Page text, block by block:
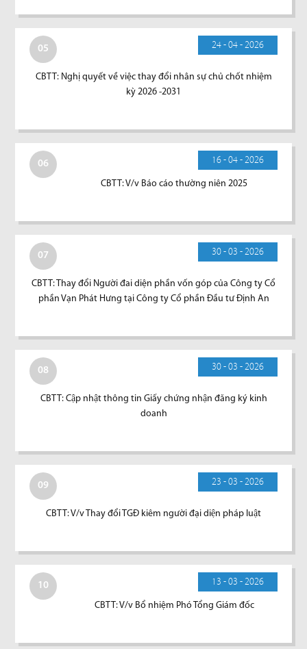
05 24 - 04 - 2026
CBTT: Nghị quyết về việc thay đổi nhân sự chủ chốt nhiệm
kỳ 2026 -2031
06 16 - 04 - 2026
CBTT: V/v Báo cáo thường niên 2025
07 30 - 03 - 2026
CBTT: Thay đổi Người đai diện phần vốn góp của Công ty Cổ
phần Vạn Phát Hưng tại Công ty Cổ phần Đầu tư Định An
08 30 - 03 - 2026
CBTT: Cập nhật thông tin Giấy chứng nhận đăng ký kinh
doanh
09 23 - 03 - 2026
CBTT: V/v Thay đổi TGĐ kiêm người đại diện pháp luật
10 13 - 03 - 2026
CBTT: V/v Bổ nhiệm Phó Tổng Giám đốc